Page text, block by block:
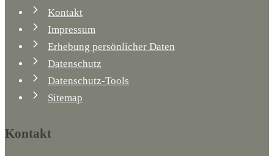
Kontakt
Impressum
Erhebung persönlicher Daten
Datenschutz
Datenschutz-Tools
Sitemap
Kontakt